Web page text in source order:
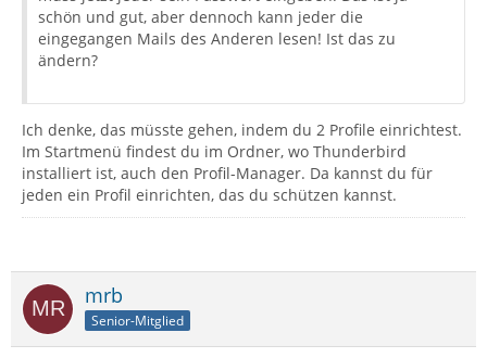
schön und gut, aber dennoch kann jeder die
eingegangen Mails des Anderen lesen! Ist das zu
ändern?
Ich denke, das müsste gehen, indem du 2 Profile einrichtest.
Im Startmenü findest du im Ordner, wo Thunderbird
installiert ist, auch den Profil-Manager. Da kannst du für
jeden ein Profil einrichten, das du schützen kannst.
mrb
Senior-Mitglied